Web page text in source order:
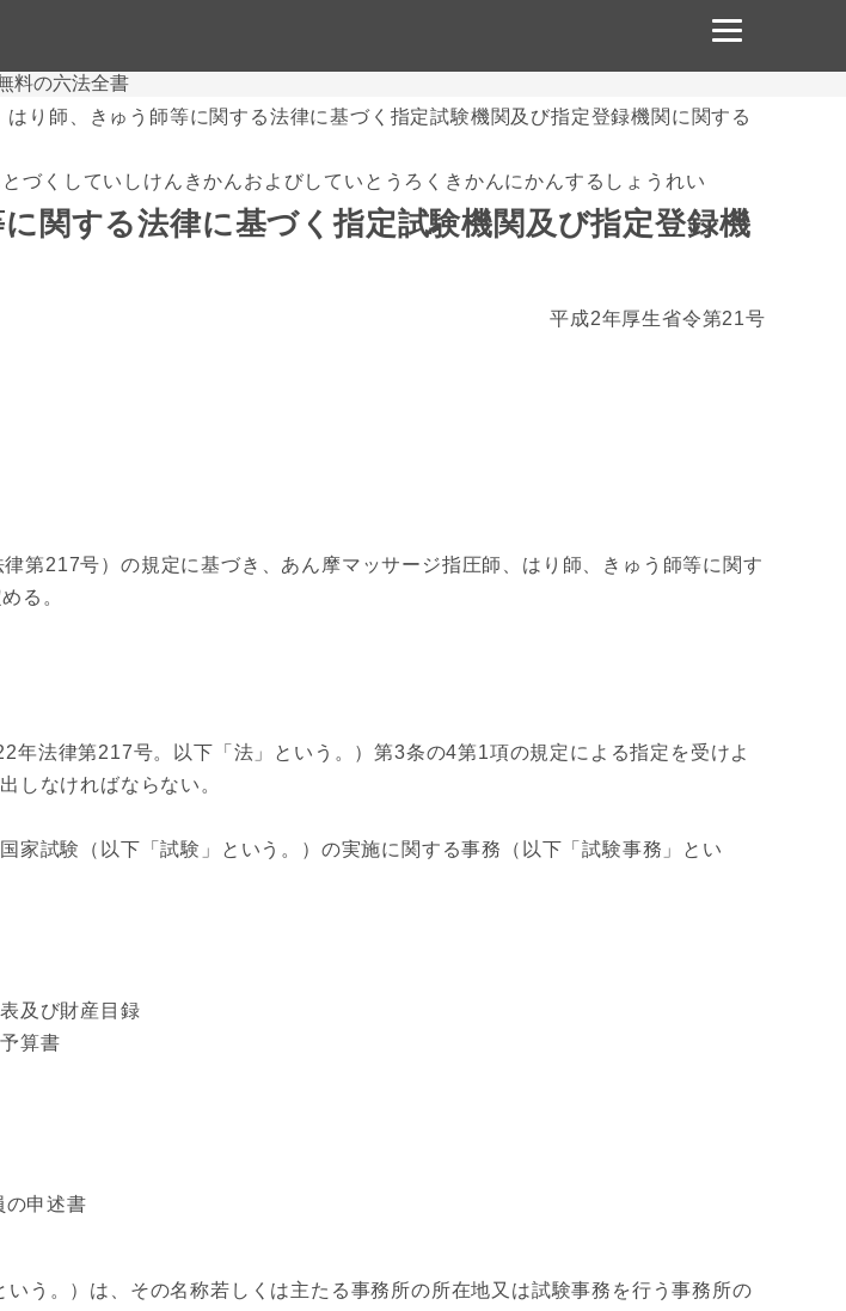
料の六法全書
はり師、きゅう師等に関する法律に基づく指定試験機関及び指定登録機関に関する
づくしていしけんきかんおよびしていとうろくきかんにかんするしょうれい
関する法律に基づく指定試験機関及び指定登録機
平成2年厚生省令第21号
第217号）の規定に基づき、あん摩マッサージ指圧師、はり師、きゅう師等に関す
る。
法律第217号。以下「法」という。）第3条の4第1項の規定による指定を受けよ
しなければならない。
試験（以下「試験」という。）の実施に関する事務（以下「試験事務」とい
及び財産目録
算書
申述書
う。）は、その名称若しくは主たる事務所の所在地又は試験事務を行う事務所の